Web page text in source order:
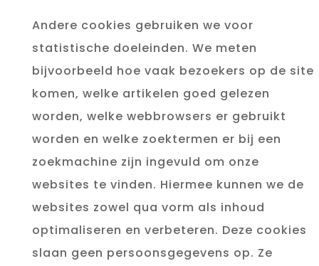
Andere cookies gebruiken we voor
statistische doeleinden. We meten
bijvoorbeeld hoe vaak bezoekers op de site
komen, welke artikelen goed gelezen
worden, welke webbrowsers er gebruikt
worden en welke zoektermen er bij een
zoekmachine zijn ingevuld om onze
websites te vinden. Hiermee kunnen we de
websites zowel qua vorm als inhoud
optimaliseren en verbeteren. Deze cookies
slaan geen persoonsgegevens op. Ze